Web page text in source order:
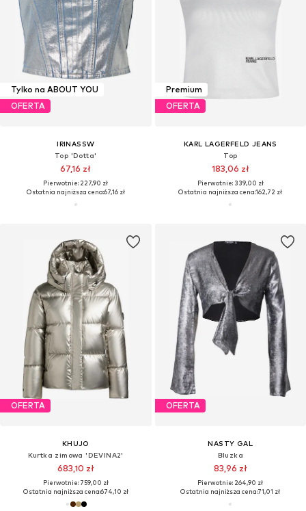
Tylko na ABOUT YOU
OFERTA
IRINASSW
Top 'Dotta'
67,16 zł
Pierwotnie: 227,90 zł
Ostatnia najniższa cena:67,16 zł
Premium
OFERTA
KARL LAGERFELD JEANS
Top
183,06 zł
Pierwotnie: 339,00 zł
Ostatnia najniższa cena:162,72 zł
OFERTA
KHUJO
Kurtka zimowa 'DEVINA2'
683,10 zł
Pierwotnie: 759,00 zł
Ostatnia najniższa cena:674,10 zł
OFERTA
NASTY GAL
Bluzka
83,96 zł
Pierwotnie: 264,90 zł
Ostatnia najniższa cena:71,01 zł